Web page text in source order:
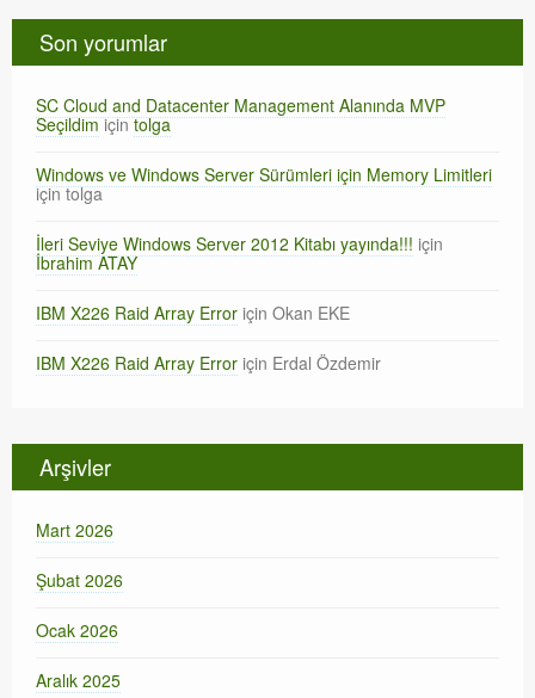
Son yorumlar
SC Cloud and Datacenter Management Alanında MVP
Seçildimiçintolga
Windows ve Windows Server Sürümleri için Memory Limitleri
içintolga
İleri Seviye Windows Server 2012 Kitabı yayında!!! için
İbrahim ATAY
IBM X226 Raid Array Error için Okan EKE
IBM X226 Raid Array Error için Erdal Özdemir
Arşivler
Mart 2026
Şubat 2026
Ocak 2026
Aralık 2025